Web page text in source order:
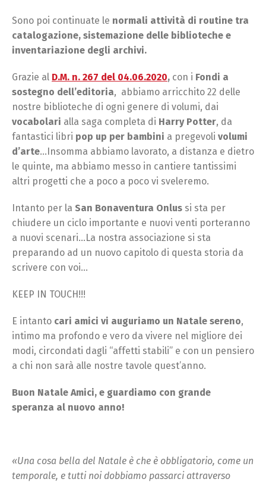
Sono poi continuate le normali attività di routine tra
catalogazione, sistemazione delle biblioteche e
inventariazione degli archivi.
Grazie al D.M. n. 267 del 04.06.2020, con i Fondi a
sostegno dell’editoria, abbiamo arricchito 22 delle
nostre biblioteche di ogni genere di volumi, dai
vocabolari alla saga completa di Harry Potter, da
fantastici libri pop up per bambini a pregevoli volumi
d’arte…Insomma abbiamo lavorato, a distanza e dietro
le quinte, ma abbiamo messo in cantiere tantissimi
altri progetti che a poco a poco vi sveleremo.
Intanto per la San Bonaventura Onlus si sta per
chiudere un ciclo importante e nuovi venti porteranno
a nuovi scenari…La nostra associazione si sta
preparando ad un nuovo capitolo di questa storia da
scrivere con voi…
KEEP IN TOUCH!!!
E intanto cari amici vi auguriamo un Natale sereno,
intimo ma profondo e vero da vivere nel migliore dei
modi, circondati dagli “affetti stabili” e con un pensiero
a chi non sarà alle nostre tavole quest’anno.
Buon Natale Amici, e guardiamo con grande
speranza al nuovo anno!
«Una cosa bella del Natale è che è obbligatorio, come un
temporale, e tutti noi dobbiamo passarci attraverso